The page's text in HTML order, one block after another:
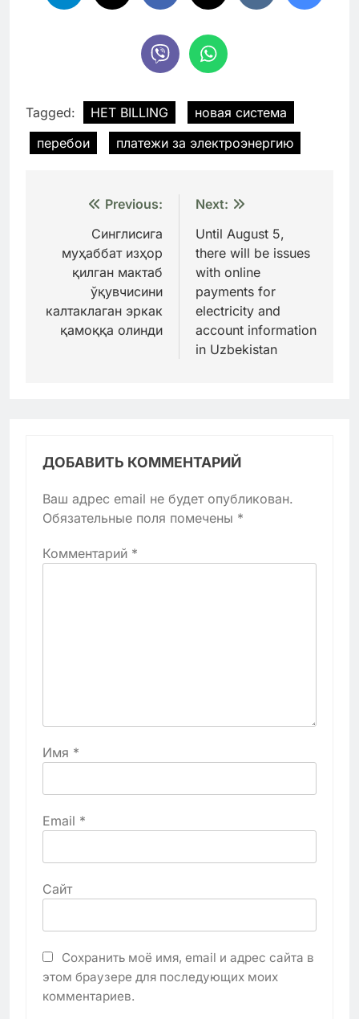
Tagged: HET BILLING
новая система
перебои
платежи за электроэнергию
Навигация
записям
Previous:
Синглисига
муҳаббат изҳор
қилган мактаб
ўқувчисини
калтаклаган эркак
қамоққа олинди
Next:
Until August 5,
there will be issues
with online
payments for
electricity and
account information
in Uzbekistan
ДОБАВИТЬ КОММЕНТАРИЙ
Ваш адрес email не будет опубликован.
Обязательные поля помечены *
Комментарий *
Имя *
Email *
Сайт
Сохранить моё имя, email и адрес сайта в
этом браузере для последующих моих
комментариев.